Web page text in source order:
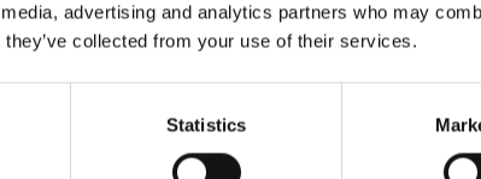
advertising and analytics partners who may
collected from your use of their services.
Statistics
ΜΕΓΕΘΟΣ
ESSENTIAL TAPEREDΠΡΟΣΘΉΚΗ